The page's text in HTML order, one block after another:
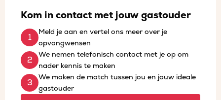
Kom in contact met jouw gastouder
Meld je aan en vertel ons meer over je
opvangwensen
We nemen telefonisch contact met je op om
nader kennis te maken
We maken de match tussen jou en jouw ideale
gastouder